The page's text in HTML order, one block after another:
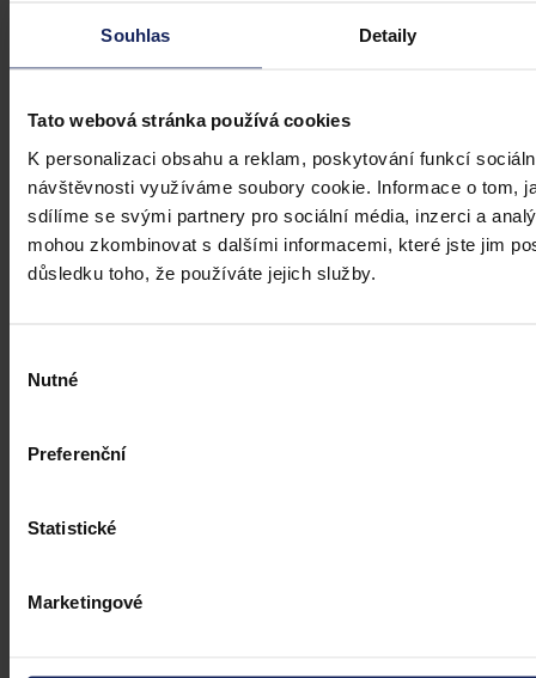
Souhlas Detaily
Tato webová stránka používá cookies
K personalizaci obsahu a reklam, poskytování funkcí
návštěvnosti využíváme soubory cookie. Informace o tom,
sdílíme se svými partnery pro sociální média, inzerci a
mohou zkombinovat s dalšími informacemi, které jste jim
důsledku toho, že používáte jejich služby.
souhlasu
Nutné
Preferenční
Statistické
Marketingové